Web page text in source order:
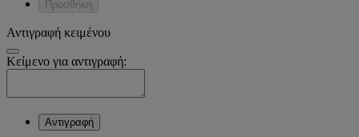
Προσθήκη
Αντιγραφή κειμένου
Κείμενο για αντιγραφή:
Αντιγραφή